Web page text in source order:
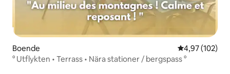
Boende 4,97 av 5 i
4,97 (102)
° Utflykten • Terrass • Nära stationer / bergspass °